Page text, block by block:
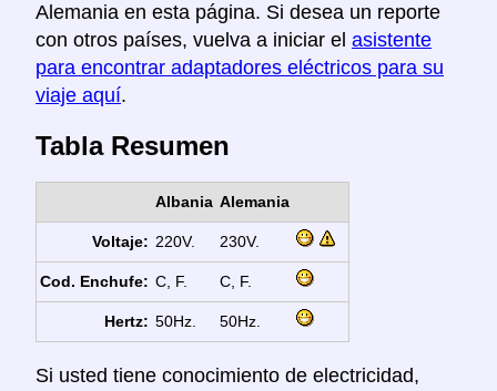
Alemania en esta página. Si desea un reporte
con otros países, vuelva a iniciar el asistente
para encontrar adaptadores eléctricos para su
viaje aquí.
Tabla Resumen
Albania Alemania
Voltaje: 220V. 230V.
Cod. Enchufe: C, F. C, F.
Hertz: 50Hz. 50Hz.
Si usted tiene conocimiento de electricidad,